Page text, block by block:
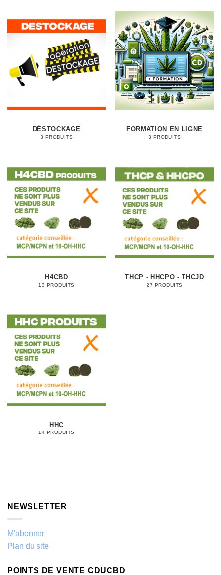
DÉSTOCKAGE
3 PRODUITS
FORMATION EN LIGNE
3 PRODUITS
H4CBD
13 PRODUITS
THCP - HHCPO - THCJD
27 PRODUITS
HHC
14 PRODUITS
NEWSLETTER
M'abonner
Plan du site
POINTS DE VENTE CDUCBD